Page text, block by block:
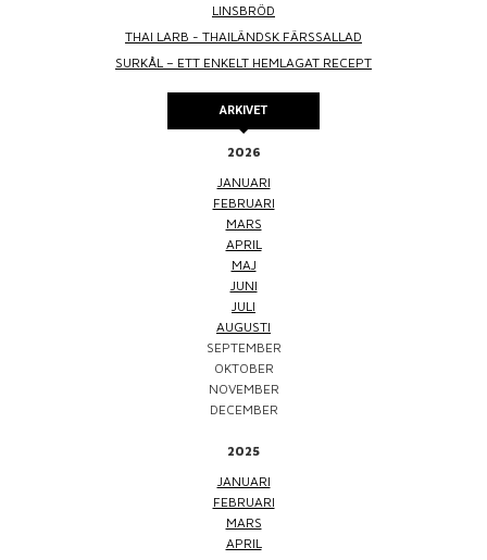
LINSBRÖD
THAI LARB - THAILÄNDSK FÄRSSALLAD
SURKÅL – ETT ENKELT HEMLAGAT RECEPT
ARKIVET
2026
JANUARI
FEBRUARI
MARS
APRIL
MAJ
JUNI
JULI
AUGUSTI
SEPTEMBER
OKTOBER
NOVEMBER
DECEMBER
2025
JANUARI
FEBRUARI
MARS
APRIL